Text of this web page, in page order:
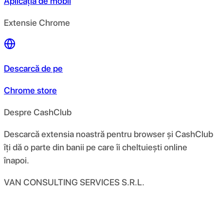
Extensie Chrome
Descarcă de pe
Chrome store
Despre CashClub
Descarcă extensia noastră pentru browser și CashClub
îți dă o parte din banii pe care îi cheltuiești online
înapoi.
VAN CONSULTING SERVICES S.R.L.